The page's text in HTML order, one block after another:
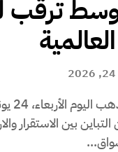
وسط
بين الاستقرار